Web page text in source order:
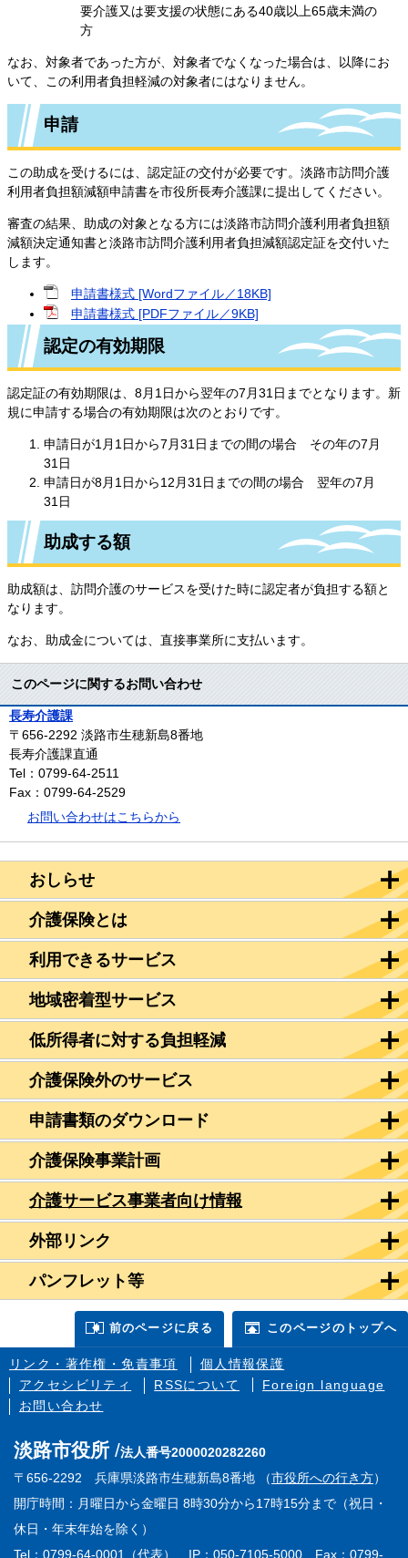
おしらせ
介護保険とは
利用できるサービス
地域密着型サービス
低所得者に対する負担軽減
介護保険外のサービス
申請書類のダウンロード
介護保険事業計画
介護サービス事業者向け情報
外部リンク
パンフレット等
要介護又は要支援の状態にある40歳以上65歳未満の
方
なお、対象者であった方が、対象者でなくなった場合は、以降にお
いて、この利用者負担軽減の対象者にはなりません。
申請
この助成を受けるには、認定証の交付が必要です。淡路市訪問介護
利用者負担額減額申請書を市役所長寿介護課に提出してください。
審査の結果、助成の対象となる方には淡路市訪問介護利用者負担額
減額決定通知書と淡路市訪問介護利用者負担減額認定証を交付いた
します。
申請書様式 [Wordファイル／18KB]
申請書様式 [PDFファイル／9KB]
認定の有効期限
認定証の有効期限は、8月1日から翌年の7月31日までとなります。新
規に申請する場合の有効期限は次のとおりです。
申請日が1月1日から7月31日までの間の場合 その年の7月
31日
申請日が8月1日から12月31日までの間の場合 翌年の7月
31日
助成する額
助成額は、訪問介護のサービスを受けた時に認定者が負担する額と
なります。
なお、助成金については、直接事業所に支払います。
このページに関するお問い合わせ
長寿介護課
〒656-2292 淡路市生穂新島8番地
長寿介護課直通
Tel：0799-64-2511
Fax：0799-64-2529
お問い合わせはこちらから
前のページに戻る このページのトップへ
リンク・著作権・免責事項
個人情報保護
アクセシビリティ
RSSについて
Foreign language
お問い合わせ
淡路市役所
法人番号2000020282260
〒656-2292 兵庫県淡路市生穂新島8番地 （市役所への行き方）
開庁時間：月曜日から金曜日 8時30分から17時15分まで（祝日・
休日・年末年始を除く）
Tel：0799-64-0001（代表） IP：050-7105-5000 Fax：0799-